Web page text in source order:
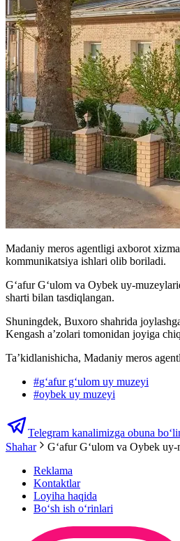
Madaniy meros agentligi axborot
kommunikatsiya ishlari olib boriladi.
G‘afur G‘ulom va Oybek uy-
sharti bilan tasdiqlangan.
Shuningdek, Buxoro shahrida
Kengash a’zolari tomonidan joyiga
Ta’kidlanishicha, Madaniy meros
#gʻafur gʻulom uy muzeyi
#oybek uy muzeyi
Telegram kanalimizga obuna
Shahar
G‘afur G‘ulom va Oybek
Reklama
Kontaktlar
Loyiha haqida
Bo‘sh ish o‘rinlari